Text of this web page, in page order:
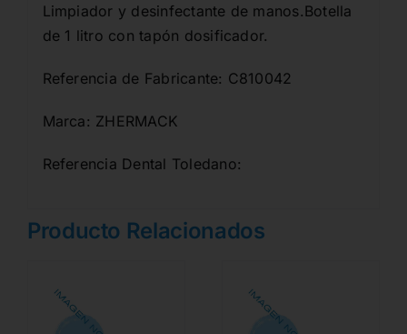
Limpiador y desinfectante de manos.Botella
de 1 litro con tapón dosificador.
Referencia de Fabricante: C810042
Marca: ZHERMACK
Referencia Dental Toledano:
Producto Relacionados